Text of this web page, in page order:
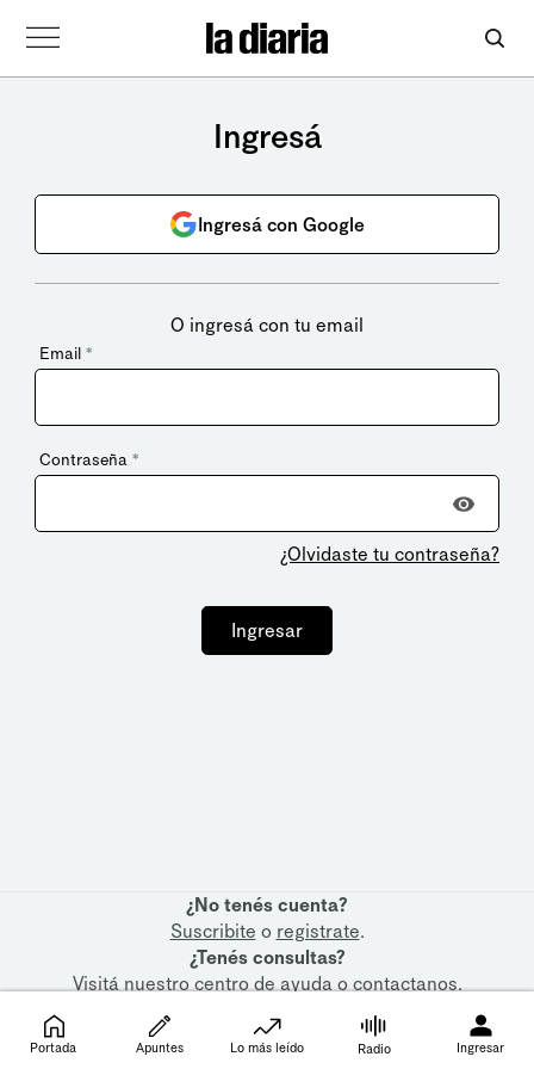
Ingresá
Ingresá con Google
O ingresá con tu email
Email *
Contraseña *
¿Olvidaste tu contraseña?
Ingresar
¿No tenés cuenta?
Suscribite o registrate.
¿Tenés consultas?
Visitá nuestrocentro de ayudaocontactanos.
Portada Apuntes Lo más leído Radio Ingresar